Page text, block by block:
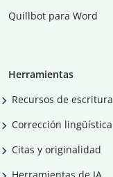
Quillbot para Word
Herramientas
Recursos de escritura
Corrección lingüística
Citas y originalidad